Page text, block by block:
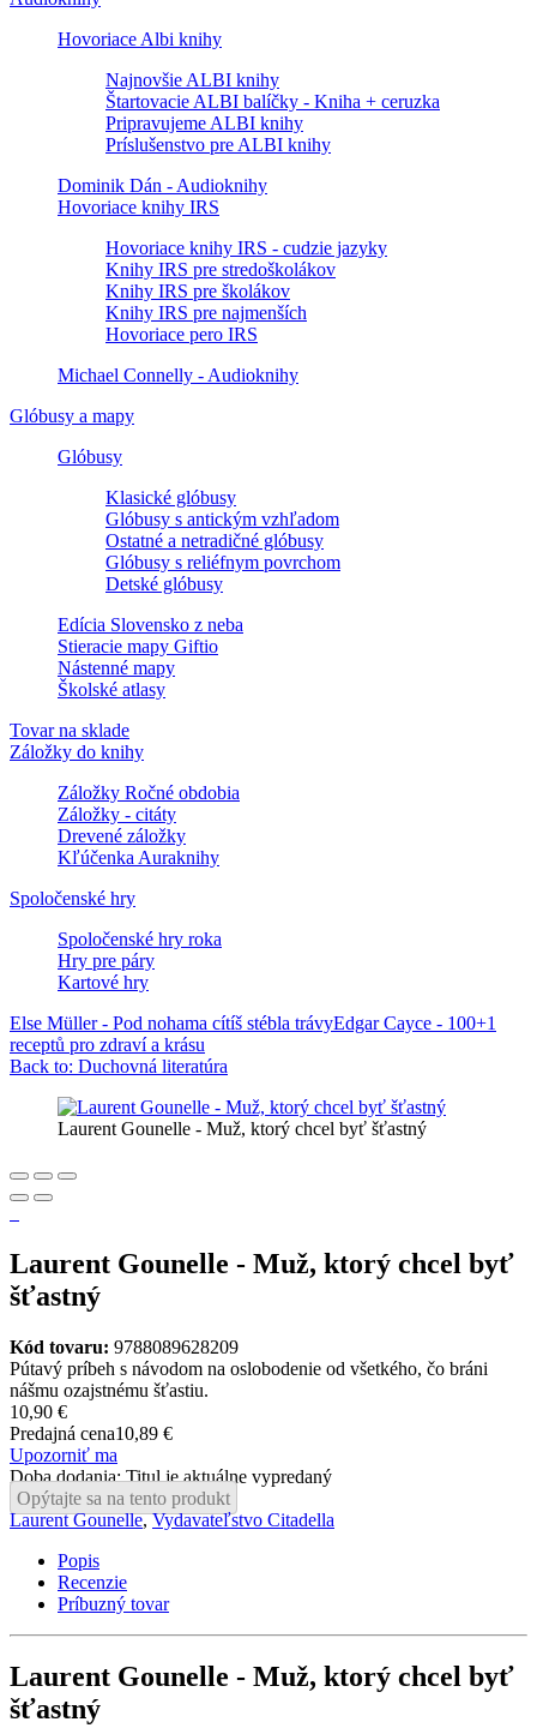
Hovoriace Albi knihy
Najnovšie ALBI knihy
Štartovacie ALBI balíčky - Kniha + ceruzka
Pripravujeme ALBI knihy
Príslušenstvo pre ALBI knihy
Dominik Dán - Audioknihy
Hovoriace knihy IRS
Hovoriace knihy IRS - cudzie jazyky
Knihy IRS pre stredoškolákov
Knihy IRS pre školákov
Knihy IRS pre najmenších
Hovoriace pero IRS
Michael Connelly - Audioknihy
Glóbusy a mapy
Glóbusy
Klasické glóbusy
Glóbusy s antickým vzhľadom
Ostatné a netradičné glóbusy
Glóbusy s reliéfnym povrchom
Detské glóbusy
Edícia Slovensko z neba
Stieracie mapy Giftio
Nástenné mapy
Školské atlasy
Tovar na sklade
Záložky do knihy
Záložky Ročné obdobia
Záložky - citáty
Drevené záložky
Kľúčenka Auraknihy
Spoločenské hry
Spoločenské hry roka
Hry pre páry
Kartové hry
Else Müller - Pod nohama cítíš stébla trávyEdgar Cayce - 100+1
receptů pro zdraví a krásu
Back to: Duchovná literatúra
Laurent Gounelle - Muž, ktorý chcel byť šťastný
Laurent Gounelle - Muž, ktorý chcel byť
šťastný
Kód tovaru: 9788089628209
Pútavý príbeh s návodom na oslobodenie od všetkého, čo bráni
nášmu ozajstnému šťastiu.
10,90 €
Predajná cena10,89 €
Upozorniť ma
Doba dodania: Titul je aktuálne vypredaný
Opýtajte sa na tento produkt
Laurent Gounelle,Vydavateľstvo Citadella
Popis
Recenzie
Príbuzný tovar
Laurent Gounelle - Muž, ktorý chcel byť
šťastný